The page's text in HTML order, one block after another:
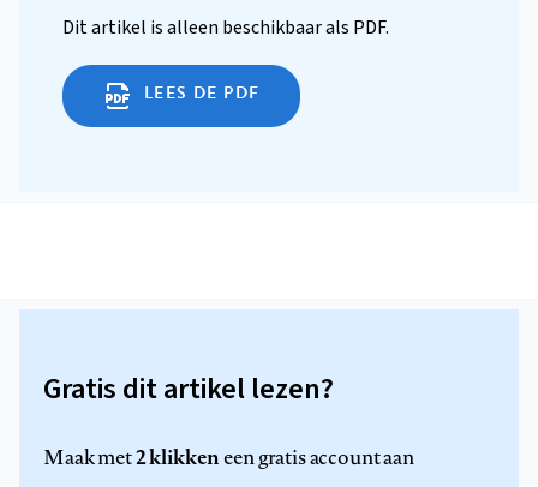
Dit artikel is alleen beschikbaar als PDF.
LEES DE PDF
Gratis dit artikel lezen?
Maak met2 klikkeneen gratis account aan